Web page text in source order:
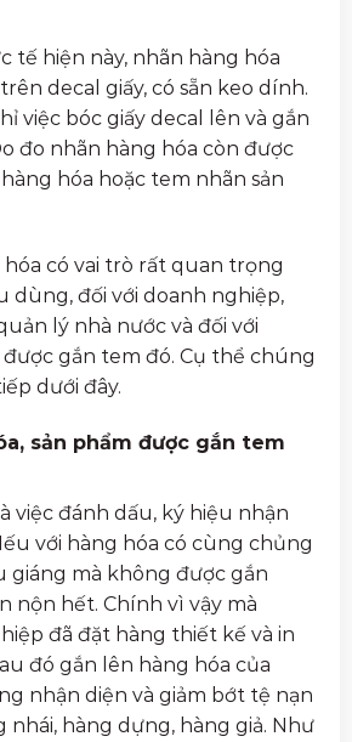
tế hiện này, nhãn hàng hóa
decal giấy, có sẵn keo dính.
việc bóc giấy decal lên và gắn
đo nhãn hàng hóa còn được
hóa hoặc tem nhãn sản
có vai trò rất quan trọng
dùng, đối với doanh nghiệp,
lý nhà nước và đối với
gắn tem đó. Cụ thể chúng
dưới đây.
sản phẩm được gắn tem
việc đánh dấu, ký hiệu nhận
với hàng hóa có cùng chủng
giáng mà không được gắn
nộn hết. Chính vì vậy mà
đã đặt hàng thiết kế và in
đó gắn lên hàng hóa của
nhận diện và giảm bớt tệ nạn
nhái, hàng dựng, hàng giả. Như